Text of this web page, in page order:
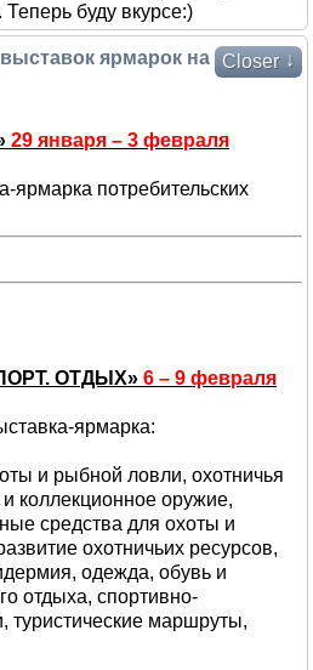
буду вкурсе:)
Closer ↓
ярмарок на
29 января – 3 февраля
ярмарка потребительских
ОТДЫХ» 6 – 9 февраля
ярмарка:
и рыбной ловли, охотничья
коллекционное оружие,
средства для охоты и
охотничьих ресурсов,
одежда, обувь и
отдыха, спортивно-
туристические маршруты,